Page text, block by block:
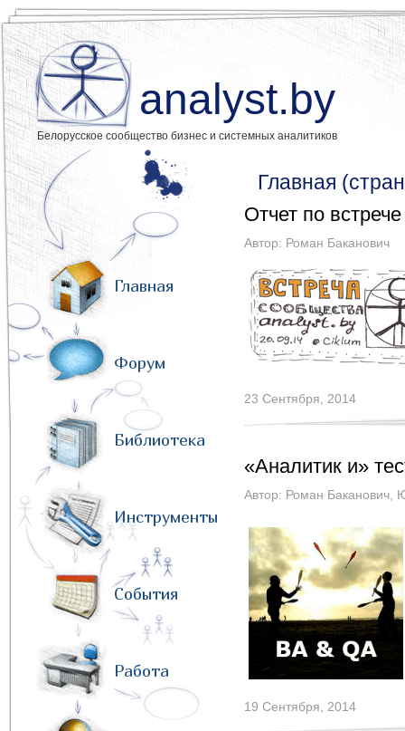
analyst.by
Белорусское сообщество бизнес и системных аналитиков
Главная
Форум
Библиотека
Инструменты
События
Работа
Главная
Отчет по
Автор: Роман Баканович
23 Сентября, 2014
«Аналитик и»
Автор: Роман Баканович
19 Сентября, 2014